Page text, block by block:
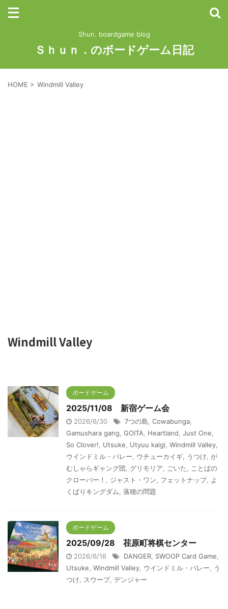
Shun. boardgame blog
Ｓｈｕｎ．のボードゲーム日記
HOME > Windmill Valley
Windmill Valley
ボードゲーム
2025/11/08 新宿ゲーム会
2026/6/30 7つの島 Cowabunga
Gamushara gang GOITA Heartland Just One
So Clover!
Utsuke Utyuu kaigi Windmill Valley
ウインドミル・バレー
ウチューカイギ うつけ
が
むしゃらギャング団
グリモリア ごいた
ことばの
クローバー！
ジャスト・ワン フェットナップ, よ
くばりキングダム
落穂の問題
ボードゲーム
2025/09/28 荏原町将棋センター
2026/6/16 DANGER SWOOP Card Game
Utsuke Windmill Valley ウインドミル・バレー
う
つけ
スウープ, デンジャー